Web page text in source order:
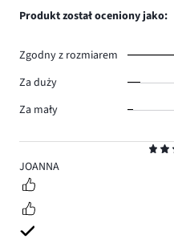
4
JOANNA
Produkt został oceniony jako:
Zgodny z rozmiarem
Za duży
Za mały